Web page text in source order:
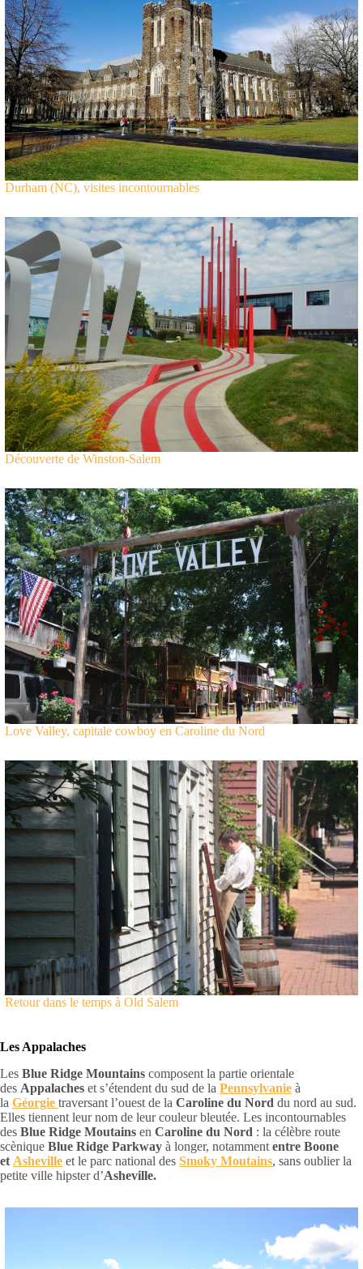
Durham (NC), visites incontournables
Découverte de Winston-Salem
Love Valley, capitale cowboy en Caroline du Nord
Retour dans le temps à Old Salem
Les Appalaches
Les Blue Ridge Mountains composent la partie orientale
des Appalaches et s’étendent du sud de la Pennsylvanie à
la Géorgie traversant l’ouest de la Caroline du Nord du nord au sud.
Elles tiennent leur nom de leur couleur bleutée. Les incontournables
des Blue Ridge Moutains en Caroline du Nord : la célèbre route
scènique Blue Ridge Parkway à longer, notamment entre Boone
et Asheville et le parc national des Smoky Moutains, sans oublier la
petite ville hipster d’Asheville.